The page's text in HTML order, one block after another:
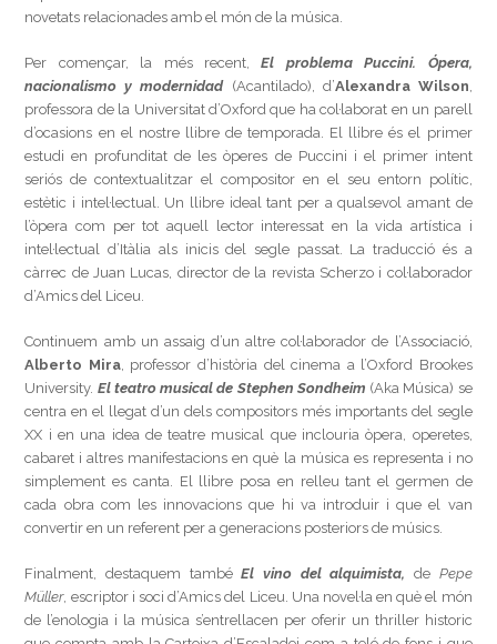
novetats relacionades amb el món de la música.
Per començar, la més recent, El problema Puccini. Ópera,
nacionalismo y modernidad(Acantilado), d’Alexandra Wilson,
professora de la Universitat d’Oxford que ha col·laborat en un parell
d’ocasions en el nostre llibre de temporada. El llibre és el primer
estudi en profunditat de les òperes de Puccini i el primer intent
seriós de contextualitzar el compositor en el seu entorn polític,
estètic i intel·lectual. Un llibre ideal tant per a qualsevol amant de
l’òpera com per tot aquell lector interessat en la vida artística i
intel·lectual d’Itàlia als inicis del segle passat. La traducció és a
càrrec de Juan Lucas, director de la revista Scherzo i col·laborador
d’Amics del Liceu.
Continuem amb un assaig d’un altre col·laborador de l’Associació,
Alberto Mira, professor d’història del cinema a l’Oxford Brookes
University. El teatro musical de Stephen Sondheim (Aka Música) se
centra en el llegat d’un dels compositors més importants del segle
XX i en una idea de teatre musical que inclouria òpera, operetes,
cabaret i altres manifestacions en què la música es representa i no
simplement es canta. El llibre posa en relleu tant el germen de
cada obra com les innovacions que hi va introduir i que el van
convertir en un referent per a generacions posteriors de músics.
Finalment, destaquem tambéEl vino del alquimista, de Pepe
Müller, escriptor i soci d’Amics del Liceu. Una novel·la en què el món
de l’enologia i la música s’entrellacen per oferir un thriller historic